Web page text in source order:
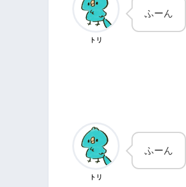
トリ
ふーん
トリ
ふーん